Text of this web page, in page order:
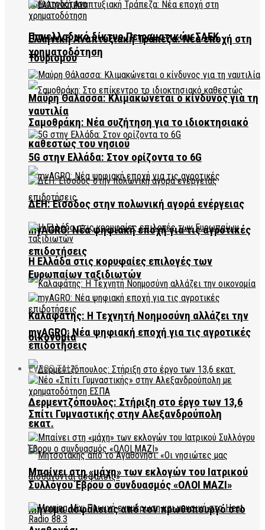
Πανελλαδικό δίκτυο Πειραματικών ΣΑΕΚ
Τουρισμού
Σαμοθράκη: Νέα συζήτηση για το ιδιοκτησιακό
καθεστώς του νησιού
myAGRO: Νέα ψηφιακή εποχή για τις αγροτικές
επιδοτήσεις
Καλαφάτης: Η Τεχνητή Νοημοσύνη αλλάζει την
οικονομία
Δερμεντζόπουλος: Στήριξη στο έργο των 13,6
εκατ.
Μήνυμα ασφάλειας από τον πρωθυπουργό στο
Ελληνική Αναπτυξιακή Τράπεζα: Νέα εποχή στη
χρηματοδότηση
Μαύρη Θάλασσα: Κλιμακώνεται ο κίνδυνος για τη
ναυτιλία
5G στην Ελλάδα: Στον ορίζοντα το 6G
ΔΕΗ: Είσοδος στην πολωνική αγορά ενέργειας
Η Ελλάδα στις κορυφαίες επιλογές των
Ευρωπαίων ταξιδιωτών
myAGRO: Νέα ψηφιακή εποχή για τις αγροτικές
επιδοτήσεις
EVROS TALK
Σπίτι Γυμναστικής στην Αλεξανδρούπολη
Μπαίνει στη «μάχη» των εκλογών του Ιατρικού
Συλλόγου Έβρου ο συνδυασμός «ΟΛΟΙ ΜΑΖΙ»